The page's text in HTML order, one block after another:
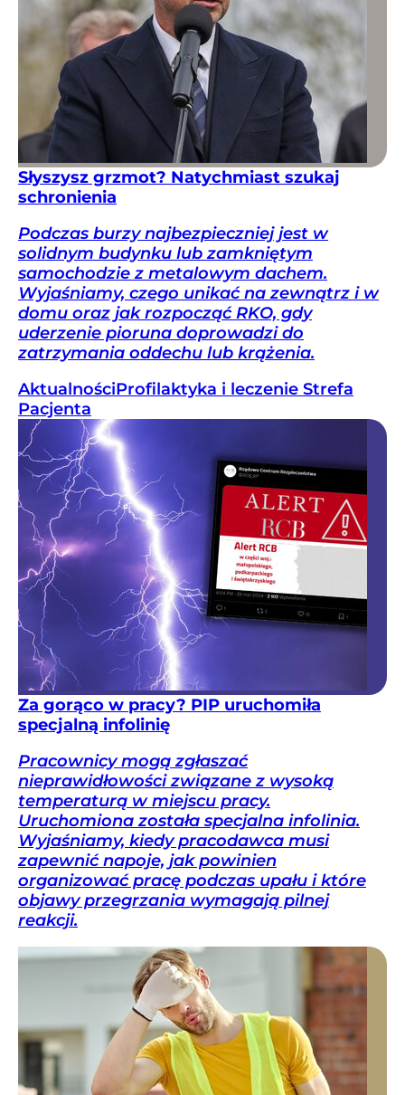
Słyszysz grzmot? Natychmiast szukaj
schronienia
Podczas burzy najbezpieczniej jest w
solidnym budynku lub zamkniętym
samochodzie z metalowym dachem.
Wyjaśniamy, czego unikać na zewnątrz i w
domu oraz jak rozpocząć RKO, gdy
uderzenie pioruna doprowadzi do
zatrzymania oddechu lub krążenia.
AktualnościProfilaktyka i leczenie Strefa
Pacjenta
Za gorąco w pracy? PIP uruchomiła
specjalną infolinię
Pracownicy mogą zgłaszać
nieprawidłowości związane z wysoką
temperaturą w miejscu pracy.
Uruchomiona została specjalna infolinia.
Wyjaśniamy, kiedy pracodawca musi
zapewnić napoje, jak powinien
organizować pracę podczas upału i które
objawy przegrzania wymagają pilnej
reakcji.